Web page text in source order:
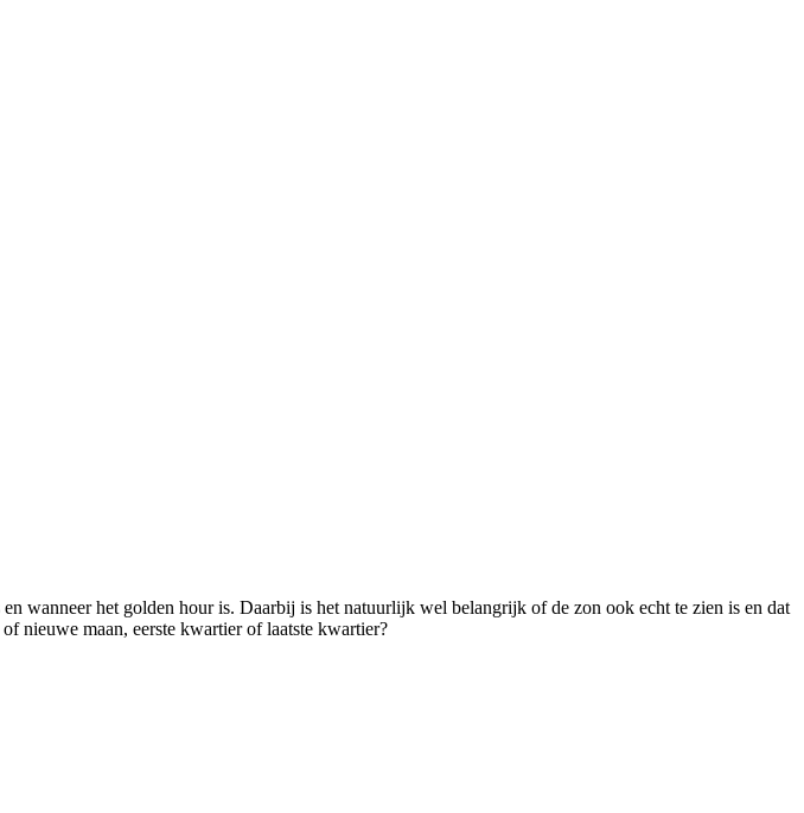
wanneer het golden hour is. Daarbij is het natuurlijk wel belangrijk of de zon ook echt te zien is en dat
nieuwe maan, eerste kwartier of laatste kwartier?